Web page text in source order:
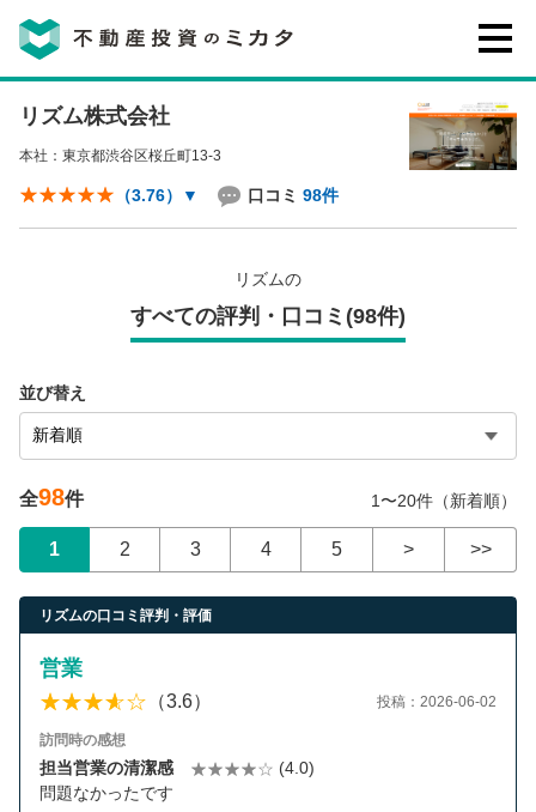
不動産投資のミカタとは
講座・セミナー
不動産投資会社の評判・口コミ
0120-146-460
営業時間：10:00〜19:00(土日祝も営業中) 定休日：水
電話する
リズム株式会社
本社：東京都渋谷区桜丘町13-3
（3.76） ▼ 口コミ 98件
リズムの
すべての評判・口コミ(98件)
並び替え
全98件 1〜20件（新着順）
1 2 3 4 5 > >>
リズムの口コミ評判・評価
営業
（3.6） 投稿：2026-06-02
訪問時の感想
担当営業の清潔感
(4.0)
問題なかったです